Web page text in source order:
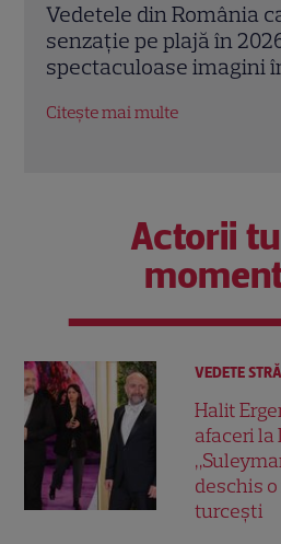
Mihaela Rădulescu
Povestea uneia dintre
vedete TV și marea
Actorii
VEDETE
Halit
afaceri la
deschis
turcești